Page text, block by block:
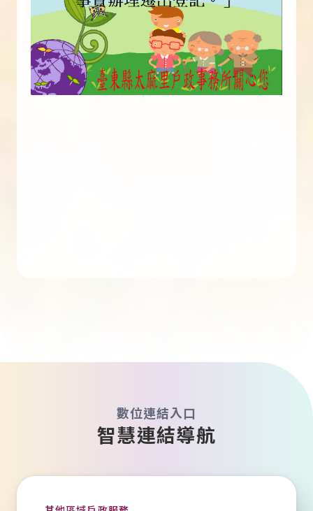
數位連結入口
智慧連結導航